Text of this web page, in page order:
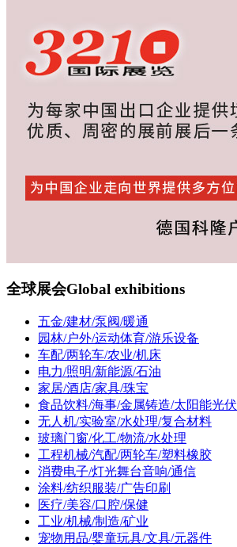
全球展会Global exhibitions
五金/建材/泵阀/暖通
园林/户外/运动体育/游乐设备
车配/两轮车/农业/机床
电力/照明/新能源/石油
家居/酒店/家具/珠宝
食品饮料/海事/金属铸造/太阳能光伏
无人机/实验室/水处理/复合材料
玻璃门窗/化工/物流/水处理
工程机械/汽配/两轮车/塑料橡胶
消费电子/灯光舞台音响/通信
涂料/纺织服装/广告印刷
医疗/美容/口腔/保健
工业/机械/制造/矿业
宠物用品/婴童玩具/文具/元器件